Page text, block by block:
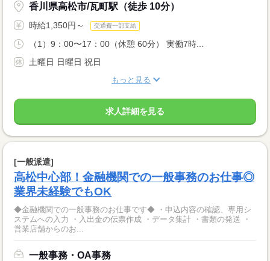
香川県高松市/瓦町駅（徒歩 10分）
時給1,350円～ 交通費一部支給
（1）9：00〜17：00（休憩 60分） 実働7時...
土曜日 日曜日 祝日
もっと見る
求人詳細を見る
[一般派遣]
高松中心部！金融機関での一般事務のお仕事◎
業界未経験でもOK
◆金融機関での一般事務のお仕事です◆ ・申込内容の確認、専用シ
ステムへの入力 ・入出金の伝票作成 ・データ集計 ・書類の発送 ・
営業店舗からのお...
一般事務・OA事務